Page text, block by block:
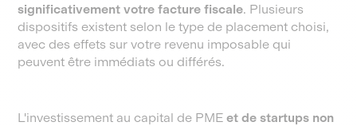
significativement votre facture fiscale. Plusieurs
dispositifs existent selon le type de placement choisi,
avec des effets sur votre revenu imposable qui
peuvent être immédiats ou différés.
L'investissement au capital de PME et de startups non